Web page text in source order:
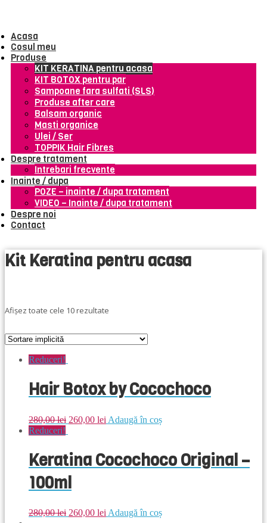
Acasa
Cosul meu
Produse
KIT KERATINA pentru acasa
KIT BOTOX pentru par
Sampoane fara sulfati (SLS)
Produse after care
Balsam organic
Masti organice
Ulei / Ser
TOPPIK Hair Fibres
Despre tratament
Intrebari frecvente
Inainte / dupa
POZE – inainte / dupa tratament
VIDEO – Inainte / dupa tratament
Despre noi
Contact
Kit Keratina pentru acasa
Afișez toate cele 10 rezultate
Reduceri!
Hair Botox by Cocochoco
280,00lei 260,00 lei Adaugă în coș
Reduceri!
Keratina Cocochoco Original –
100ml
280,00lei 260,00 leiAdaugă în coș